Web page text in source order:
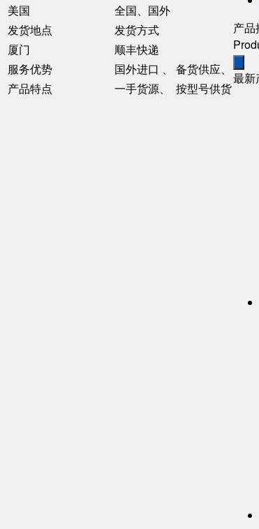
美国
全国、国外
发货地点
发货方式
厦门
顺丰快递
服务优势
国外进口 、 备货供应、
产品特点
一手货源、 按型号供货
产品
最新